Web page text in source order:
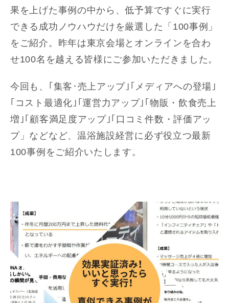
果を上げた事例の中から、低予算ですぐに実行
できる成功ノウハウだけを厳選した「100事例」
をご紹介。昨年は東京会場とオンラインを合わ
せ100名を越える皆様にご参加いただきました。
今回も、｢集客･売上アップ｣｢メディアへの登場｣
｢コスト最適化｣｢運営力アップ｣｢物販・飲食売上
増｣｢顧客満足度アップ｣｢口コミ件数・評価アッ
プ」などなど、温浴施設経営に必ず役立つ最新
100事例をご紹介いたします。